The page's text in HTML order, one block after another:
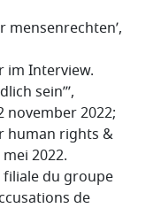
mensenrechten’,
im Interview.
sein’’’,
november 2022;
human rights &
mei 2022.
filiale du groupe
de